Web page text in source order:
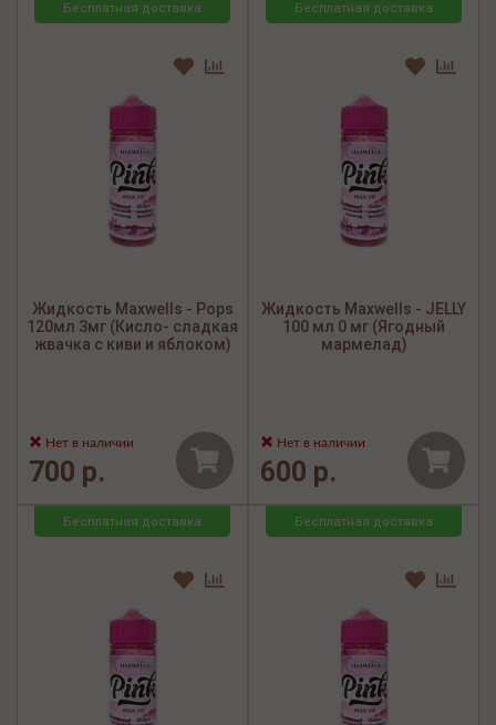
Бесплатная доставка
Жидкость Maxwells - Pops
120мл 3мг (Кисло- сладкая
жвачка с киви и яблоком)
Нет в наличии
700 р.
Бесплатная доставка
Жидкость Maxwells - JELLY
100 мл 0 мг (Ягодный
мармелад)
Нет в наличии
600 р.
Бесплатная доставка Бесплатная доставка